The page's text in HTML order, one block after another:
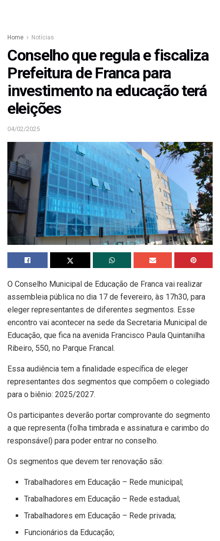
Home Notícias
Conselho que regula e fiscaliza
Prefeitura de Franca para
investimento na educação terá
eleições
04/02/2025
O Conselho Municipal de Educação de Franca vai realizar
assembleia pública no dia 17 de fevereiro, às 17h30, para
eleger representantes de diferentes segmentos. Esse
encontro vai acontecer na sede da Secretaria Municipal de
Educação, que fica na avenida Francisco Paula Quintanilha
Ribeiro, 550, no Parque Francal.
Essa audiência tem a finalidade específica de eleger
representantes dos segmentos que compõem o colegiado
para o biênio: 2025/2027.
Os participantes deverão portar comprovante do segmento
a que representa (folha timbrada e assinatura e carimbo do
responsável) para poder entrar no conselho.
Os segmentos que devem ter renovação são:
Trabalhadores em Educação – Rede municipal;
Trabalhadores em Educação – Rede estadual;
Trabalhadores em Educação – Rede privada;
Funcionários da Educação;